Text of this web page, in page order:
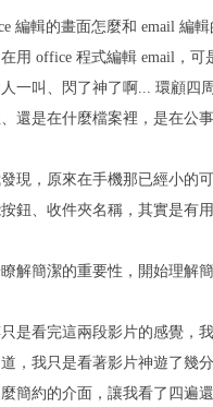
編輯的畫面怎麼和 email 編
用 office 程式編輯 email，
一叫、閃了神了啊... 環顧四
還是在什麼檔案裡，是在公
現，原來在手機那已經小的
鈕、收件夾名稱，其實是有
解簡潔的重要性，開始理解
只是看完這兩段影片的感覺，
，我只是看著影片神遊了幾
簡約的介面，讓我看了四遍